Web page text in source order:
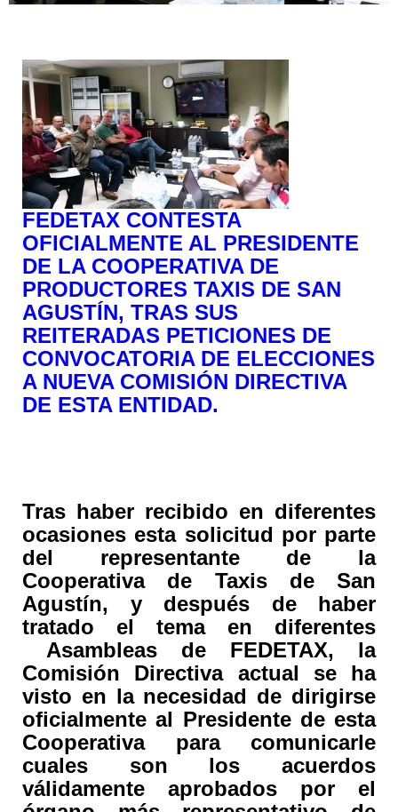
FEDETAX CONTESTA
OFICIALMENTE AL PRESIDENTE
DE LA COOPERATIVA DE
PRODUCTORES TAXIS DE SAN
AGUSTÍN, TRAS SUS
REITERADAS PETICIONES DE
CONVOCATORIA DE ELECCIONES
A NUEVA COMISIÓN DIRECTIVA
DE ESTA ENTIDAD.
Tras haber recibido en diferentes
ocasiones esta solicitud por parte
del representante de la
Cooperativa de Taxis de San
Agustín, y después de haber
tratado el tema en diferentes
Asambleas de FEDETAX, la
Comisión Directiva actual se ha
visto en la necesidad de dirigirse
oficialmente al Presidente de esta
Cooperativa para comunicarle
cuales son los acuerdos
válidamente aprobados por el